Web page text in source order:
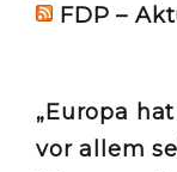
FDP –
„Europa
vor allem